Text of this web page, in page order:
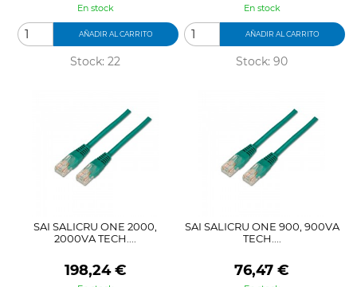
En stock
AÑADIR AL CARRITO
Stock: 22
En stock
AÑADIR AL CARRITO
Stock: 90
SAI SALICRU ONE 2000,
2000VA TECH....
Precio
198,24 €
SAI SALICRU ONE 900, 900VA
TECH....
Precio
76,47 €